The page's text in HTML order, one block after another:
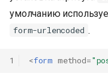
умолчанию
form-urlencoded .
1 <form method=